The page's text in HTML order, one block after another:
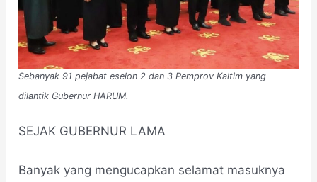
Sebanyak 91 pejabat eselon 2 dan 3 Pemprov Kaltim yang
dilantik Gubernur HARUM.
SEJAK GUBERNUR LAMA
Banyak yang mengucapkan selamat masuknya